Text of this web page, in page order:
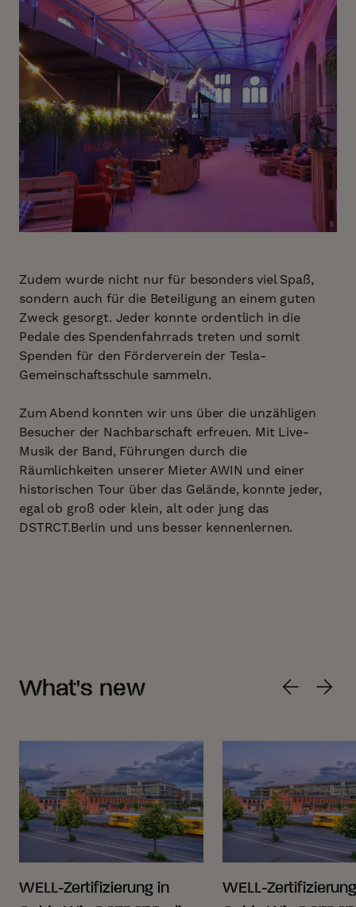
Zudem wurde nicht nur für besonders viel Spaß,
sondern auch für die Beteiligung an einem guten
Zweck gesorgt. Jeder konnte ordentlich in die
Pedale des Spendenfahrrads treten und somit
Spenden für den Förderverein der Tesla-
Gemeinschaftsschule sammeln.
Zum Abend konnten wir uns über die unzähligen
Besucher der Nachbarschaft erfreuen. Mit Live-
Musik der Band, Führungen durch die
Räumlichkeiten unserer Mieter AWIN und einer
historischen Tour über das Gelände, konnte jeder,
egal ob groß oder klein, alt oder jung das
DSTRCT.Berlin und uns besser kennenlernen.
What's new
WELL-Zertifizierung in
WELL-